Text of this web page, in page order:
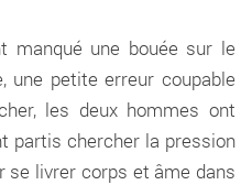
manqué une bouée sur le
une petite erreur coupable
les deux hommes ont
partis chercher la pression
se livrer corps et âme dans